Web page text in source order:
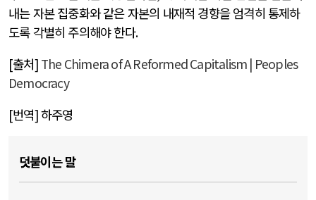
내는 자본 집중화와 같은 자본의 내재적 경향을 엄격히 통제하
도록 각별히 주의해야 한다.
[출처] The Chimera of A Reformed Capitalism | Peoples
Democracy
[번역] 하주영
덧붙이는 말